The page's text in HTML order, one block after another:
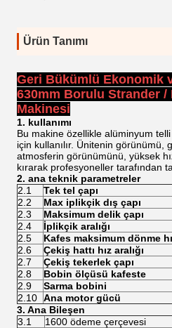
Ürün Tanımı
Geri Bükümlü Ekonomik
630mm Borulu Strander
Makinesi
1. kullanımı
Bu makine özellikle alüminyum
için kullanılır. Ünitenin görünümü,
atmosferin görünümünü, yüksek
kırarak profesyoneller tarafından
2. ana teknik parametreler
2.1
Tek tel çapı
2.2
Max iplikçik dış çapı
2.3
Maksimum delik çapı
2.4
İplikçik aralığı
2.5
Kafes maksimum dönme
2.6
Çekiş hattı hız aralığı
2.7
Çekiş tekerlek çapı
2.8
Bobin ölçüsü kafeste
2.9
Sarma bobini
2.10 Ana motor gücü
3. Ana Bileşen
3.1
1600 ödeme çerçevesi